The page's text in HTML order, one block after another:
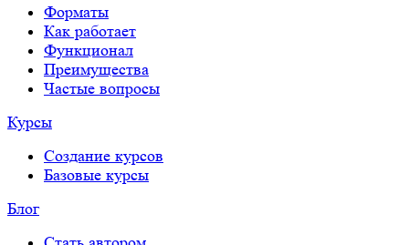
Форматы
Как работает
Функционал
Преимущества
Частые вопросы
Курсы
Создание курсов
Базовые курсы
Блог